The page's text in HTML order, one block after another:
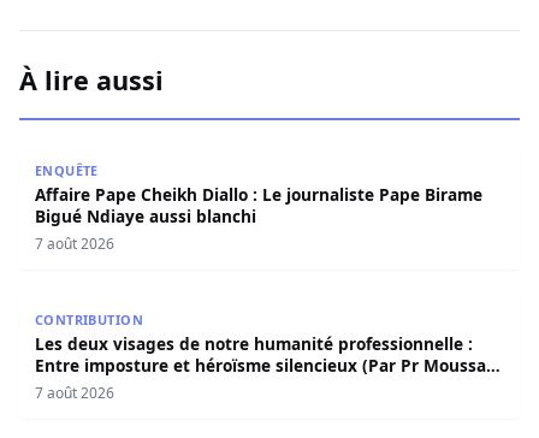
À lire aussi
ENQUÊTE
Affaire Pape Cheikh Diallo : Le journaliste Pape Birame
Bigué Ndiaye aussi blanchi
7 août 2026
CONTRIBUTION
Les deux visages de notre humanité professionnelle :
Entre imposture et héroïsme silencieux (Par Pr Moussa
Seydi)
7 août 2026